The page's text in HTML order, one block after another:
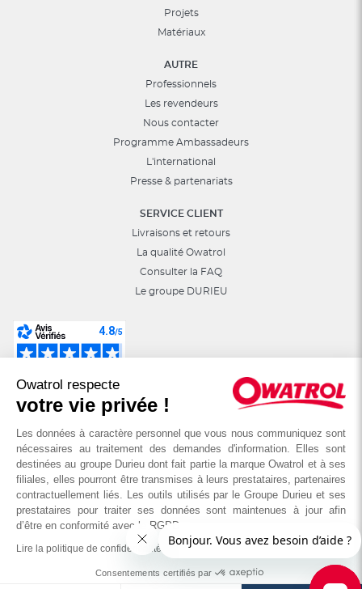
Owatrol respecte
votre vie privée !
Les données à caractère personnel que vous nous communiquez sont
nécessaires au traitement des demandes d'information. Elles sont
destinées au groupe Durieu dont fait partie la marque Owatrol et à ses
filiales, elles pourront être transmises à leurs prestataires, partenaires
contractuellement liés. Les outils utilisés par le Groupe Durieu et ses
prestataires pour traiter ses données sont maintenues à jour afin
d’être en conformité avec le RGPD
Lire la politique de confidentialité
Consentements certifiés par
Projets
Matériaux
AUTRE
Professionnels
Les revendeurs
Nous contacter
Programme Ambassadeurs
L'international
Presse & partenariats
SERVICE CLIENT
Livraisons et retours
La qualité Owatrol
Consulter la FAQ
Le groupe DURIEU
Suivez-nous sur les réseaux sociaux :
astuces, jeux, promotions…
© OWATROL - Groupe DURIEU